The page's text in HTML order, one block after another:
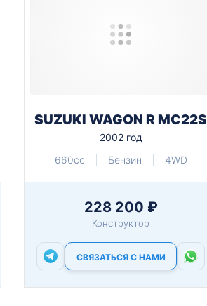
SUZUKI WAGON R MC22S
2002 год
660cc
Бензин 4WD
228 200 ₽
Конструктор
СВЯЗАТЬСЯ С НАМИ